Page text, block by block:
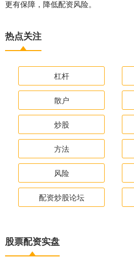
更有保障，降低配资风险。
热点关注
杠杆
散户
炒股
方法
风险
配资炒股论坛
股票配资实盘